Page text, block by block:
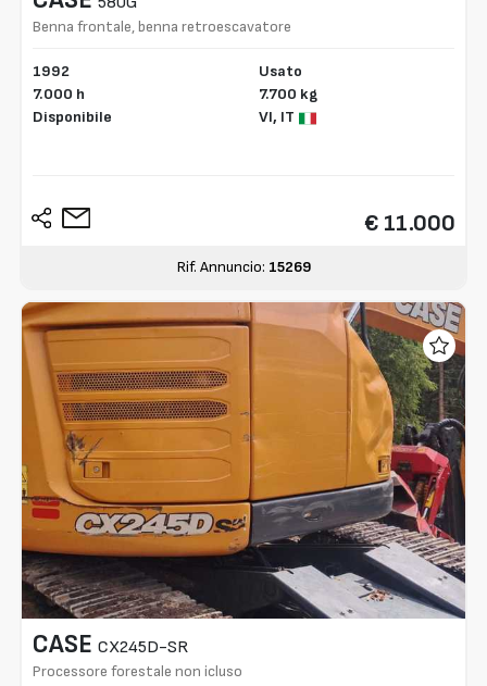
Benna frontale, benna retroescavatore
1992
7.000 h
Disponibile
Usato
7.700 kg
VI, IT
€ 11.000
Rif. Annuncio: 15269
CASE CX245D-SR
Processore forestale non icluso